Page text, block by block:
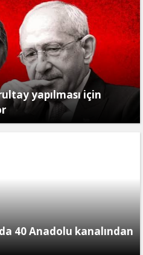
yapılması için
40 Anadolu kanalından